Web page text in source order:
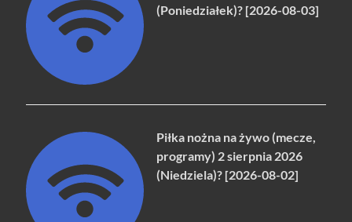
(Poniedziałek)? [2026-08-03]
Piłka nożna na żywo (mecze,
programy) 2 sierpnia 2026
(Niedziela)? [2026-08-02]